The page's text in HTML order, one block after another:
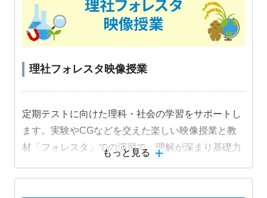
理社フォレスタ映像授業
定期テストに向けた理科・社会の学習をサポートし
ます。実験やCGなどを交えた楽しい映像授業と教
材「フォレスタ」での演習で、理解が深まり基礎力
もっと見る